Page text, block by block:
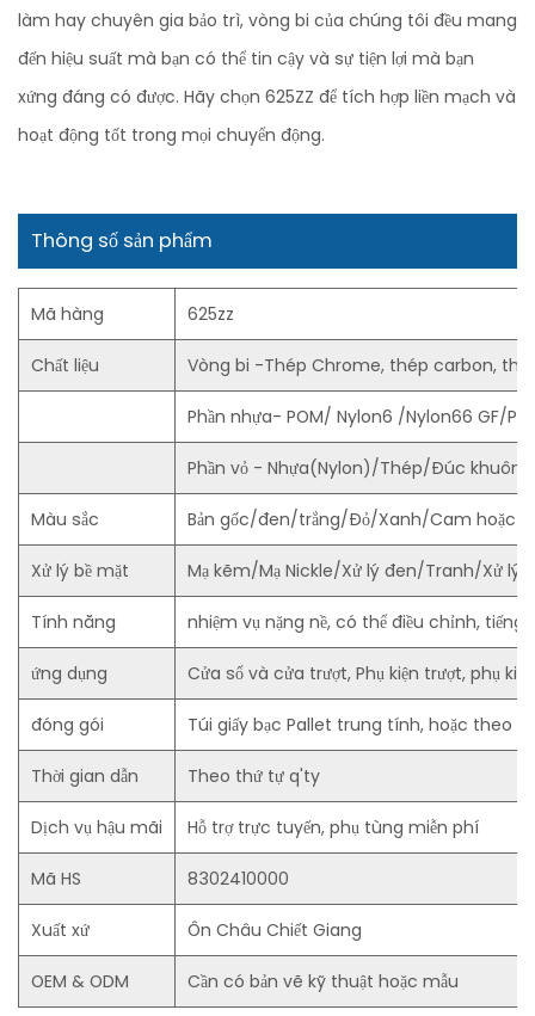
làm hay chuyên gia bảo trì, vòng bi của chúng tôi đều mang
đến hiệu suất mà bạn có thể tin cậy và sự tiện lợi mà bạn
xứng đáng có được. Hãy chọn 625ZZ để tích hợp liền mạch và
hoạt động tốt trong mọi chuyển động.
Thông số sản phẩm
Mã hàng 625zz
Chất liệu Vòng bi -Thép Chrome, thép carbon,
Phần nhựa- POM/ Nylon6 /Nylon66 GF/
Phần vỏ - Nhựa(Nylon)/Thép/Đúc khuôn
Màu sắc Bản gốc/đen/trắng/Đỏ/Xanh/Cam hoặc
Xử lý bề mặt Mạ kẽm/Mạ Nickle/Xử lý đen/Tranh/Xử lý
Tính năng nhiệm vụ nặng nề, có thể điều chỉnh,
ứng dụng Cửa sổ và cửa trượt, Phụ kiện trượt, phụ
đóng gói Túi giấy bạc Pallet trung tính, hoặc theo
Thời gian dẫn Theo thứ tự q'ty
Dịch vụ hậu mãi Hỗ trợ trực tuyến, phụ tùng miễn phí
Mã HS 8302410000
Xuất xứ Ôn Châu Chiết Giang
OEM & ODM Cần có bản vẽ kỹ thuật hoặc mẫu